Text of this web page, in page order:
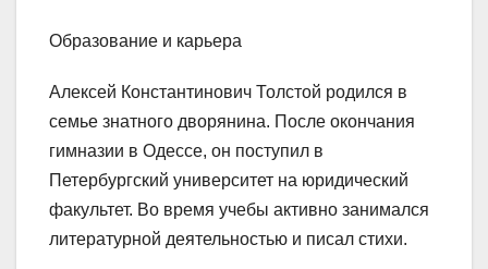
Образование и карьера
Алексей Константинович Толстой родился в
семье знатного дворянина. После окончания
гимназии в Одессе, он поступил в
Петербургский университет на юридический
факультет. Во время учебы активно занимался
литературной деятельностью и писал стихи.